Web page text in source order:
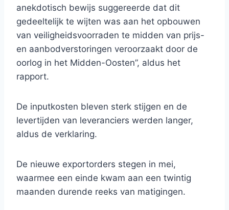
anekdotisch bewijs suggereerde dat dit
gedeeltelijk te wijten was aan het opbouwen
van veiligheidsvoorraden te midden van prijs-
en aanbodverstoringen veroorzaakt door de
oorlog in het Midden-Oosten”, aldus het
rapport.
De inputkosten bleven sterk stijgen en de
levertijden van leveranciers werden langer,
aldus de verklaring.
De nieuwe exportorders stegen in mei,
waarmee een einde kwam aan een twintig
maanden durende reeks van matigingen.